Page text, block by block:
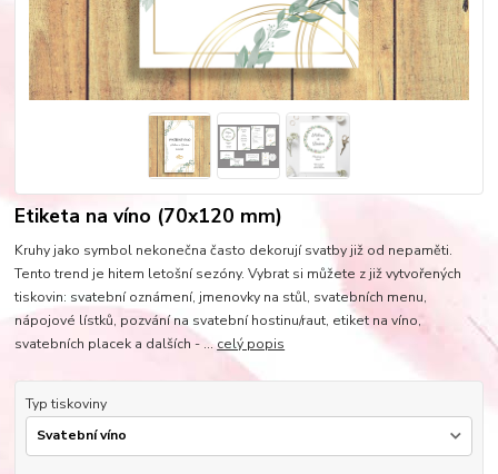
Etiketa na víno (70x120 mm)
Kruhy jako symbol nekonečna často dekorují svatby již od nepaměti.
Tento trend je hitem letošní sezóny. Vybrat si můžete z již vytvořených
tiskovin: svatební oznámení, jmenovky na stůl, svatebních menu,
nápojové lístků, pozvání na svatební hostinu/raut, etiket na víno,
svatebních placek a dalších - ... celý popis
Typ tiskoviny